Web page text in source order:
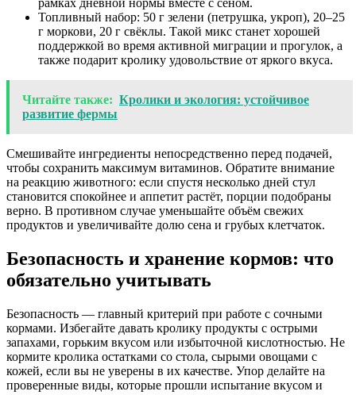
Топливный набор: 50 г зелени (петрушка, укроп), 20–25
г моркови, 20 г свёклы. Такой микс станет хорошей
поддержкой во время активной миграции и прогулок, а
также подарит кролику удовольствие от яркого вкуса.
Читайте также: Кролики и экология: устойчивое
развитие фермы
Смешивайте ингредиенты непосредственно перед подачей,
чтобы сохранить максимум витаминов. Обратите внимание
на реакцию животного: если спустя несколько дней стул
становится спокойнее и аппетит растёт, порции подобраны
верно. В противном случае уменьшайте объём свежих
продуктов и увеличивайте долю сена и грубых клетчаток.
Безопасность и хранение кормов: что
обязательно учитывать
Безопасность — главный критерий при работе с сочными
кормами. Избегайте давать кролику продукты с острыми
запахами, горьким вкусом или избыточной кислотностью. Не
кормите кролика остатками со стола, сырыми овощами с
кожей, если вы не уверены в их качестве. Упор делайте на
проверенные виды, которые прошли испытание вкусом и